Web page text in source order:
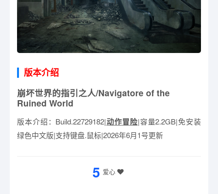
版本介绍
崩坏世界的指引之人/Navigatore of the
Ruined World
版本介绍：Build.22729182|动作冒险|容量2.2GB|免安装
绿色中文版|支持键盘.鼠标|2026年6月1号更新
5 爱心